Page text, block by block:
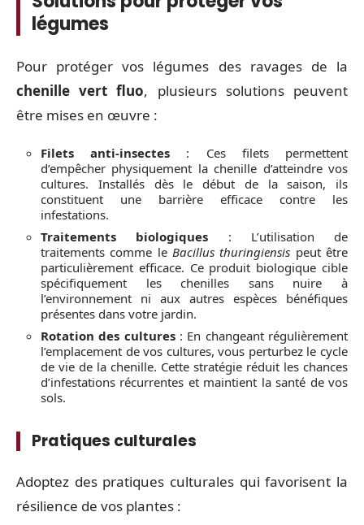
légumes
Pour protéger vos légumes des ravages de la
chenille vert fluo, plusieurs solutions peuvent
être mises en œuvre :
Filets anti-insectes : Ces filets permettent
d’empêcher physiquement la chenille d’atteindre vos
cultures. Installés dès le début de la saison, ils
constituent une barrière efficace contre les
infestations.
Traitements biologiques : L’utilisation de
traitements comme le Bacillus thuringiensis peut être
particulièrement efficace. Ce produit biologique cible
spécifiquement les chenilles sans nuire à
l’environnement ni aux autres espèces bénéfiques
présentes dans votre jardin.
Rotation des cultures: En changeant régulièrement
l’emplacement de vos cultures, vous perturbez le cycle
de vie de la chenille. Cette stratégie réduit les chances
d’infestations récurrentes et maintient la santé de vos
sols.
Pratiques culturales
Adoptez des pratiques culturales qui favorisent la
résilience de vos plantes :